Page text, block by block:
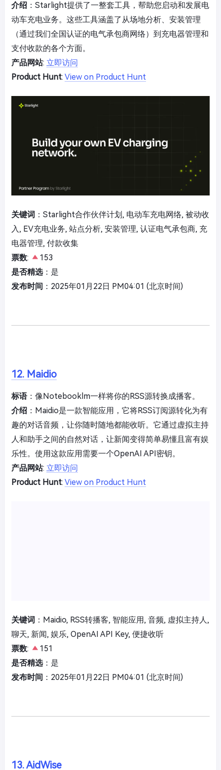
介绍 ：Starlight提供了一整套工具，帮助您启动和发展电
动车充电业务。这些工具涵盖了从场地分析、安装管理
（通过我们全国认证的电气承包商网络）到充电器管理和
支付收款的各个方面。
产品网站: 立即访问
Product Hunt: View on Product Hunt
关键词 ：Starlight合作伙伴计划, 电动车充电网络, 被动收
入, EV充电业务, 站点分析, 安装管理, 认证电气承包商, 充
电器管理, 付款收集
票数:
153
是否精选：是
发布时间 ：2025年01月22日 PM04:01 (北京时间)
12. Maidio
标语：像Notebooklm一样将你的RSS源转换成播客。
介绍 ：Maidio是一款智能应用，它将RSS订阅源转化为有
趣的对话音频，让你随时随地都能收听。它通过虚拟主持
人和助手之间的自然对话，让新闻变得简单易懂且富有娱
乐性。使用这款应用需要一个OpenAI API密钥。
产品网站: 立即访问
Product Hunt: View on Product Hunt
关键词 ：Maidio, RSS转播客, 智能应用, 音频, 虚拟主持人,
聊天, 新闻, 娱乐, OpenAI API Key, 便捷收听
票数:
151
是否精选：是
发布时间 ：2025年01月22日 PM04:01 (北京时间)
13. AidWise